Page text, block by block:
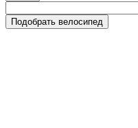
Подобрать велосипед